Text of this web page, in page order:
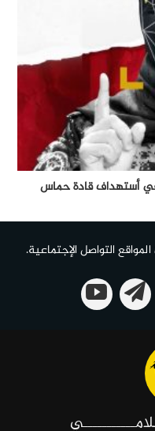
في أستهداف قادة حماس
التواصل الإجتماعية.